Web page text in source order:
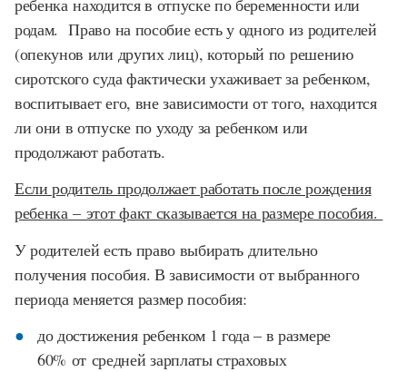
родам. Право на пособие есть у одного из родителей
(опекунов или других лиц), который по решению
сиротского суда фактически ухаживает за ребенком,
воспитывает его, вне зависимости от того, находится
ли они в отпуске по уходу за ребенком или
продолжают работать.
Если родитель продолжает работать после рождения
ребенка – этот факт сказывается на размере пособия.
У родителей есть право выбирать длительно
получения пособия. В зависимости от выбранного
периода меняется размер пособия:
до достижения ребенком 1 года – в размере
60% от средней зарплаты страховых